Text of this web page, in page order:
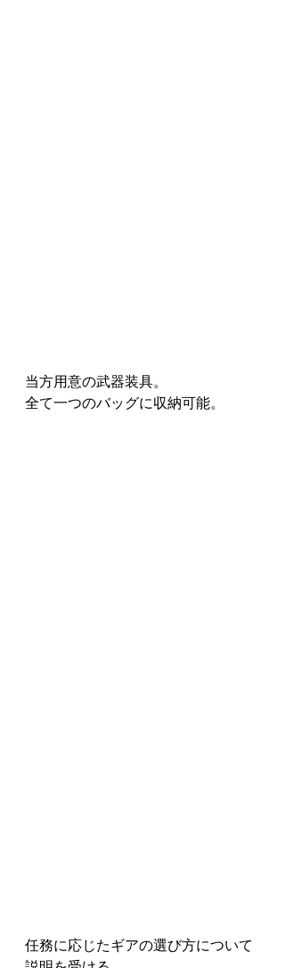
当方用意の武器装具。
全て一つのバッグに収納可能。
任務に応じたギアの選び方について